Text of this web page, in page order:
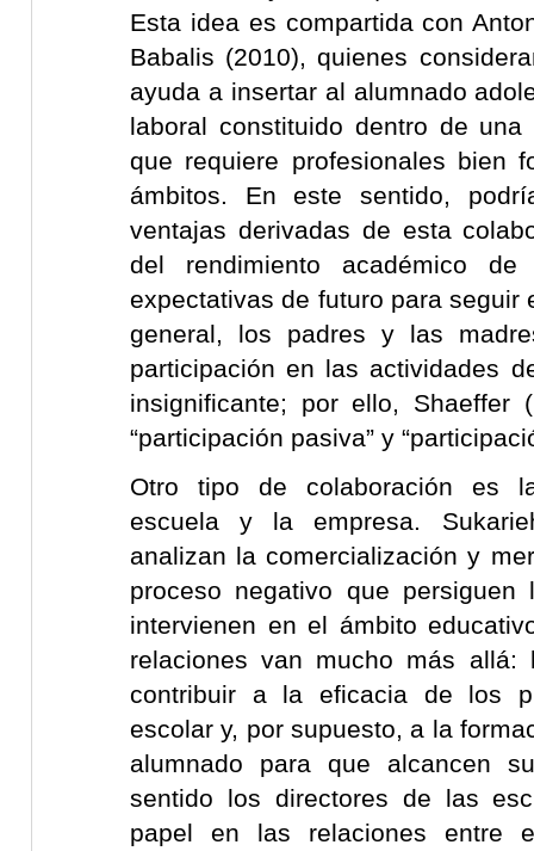
Esta idea es compartida con
Babalis (2010), quienes
ayuda a insertar al alumnado
laboral constituido dentro de una
que requiere profesionales bien
ámbitos. En este sentido,
ventajas derivadas de esta
del rendimiento académico
expectativas de futuro para seguir
general, los padres y las
participación en las actividades
insignificante; por ello, Shaeffer
“participación pasiva” y
Otro tipo de colaboración es
escuela y la empresa.
analizan la comercialización y
proceso negativo que persiguen
intervienen en el ámbito
relaciones van mucho más allá:
contribuir a la eficacia de los
escolar y, por supuesto, a la
alumnado para que alcancen
sentido los directores de las
papel en las relaciones entre